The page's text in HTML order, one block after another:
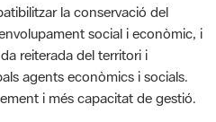
agents econòmics i socials.
i més capacitat de gestió.
la Xarxa de Parcs Naturals de
equip de gestió, que treballarà
els valors naturals